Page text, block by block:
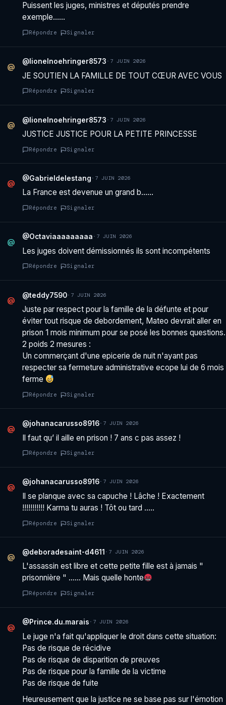
Puissent les juges, ministres et députés prendre
exemple……
Répondre Signaler
@
@lionelnoehringer8573 · 7 JUIN 2026
JE SOUTIEN LA FAMILLE DE TOUT CŒUR AVEC VOUS
Répondre Signaler
@
@lionelnoehringer8573 · 7 JUIN 2026
JUSTICE JUSTICE POUR LA PETITE PRINCESSE
Répondre Signaler
@
@Gabrieldelestang · 7 JUIN 2026
La France est devenue un grand b……
Répondre Signaler
@
@Octaviaaaaaaaaa · 7 JUIN 2026
Les juges doivent démissionnés ils sont incompétents
Répondre Signaler
@
@teddy7590· 7 JUIN 2026
Juste par respect pour la famille de la défunte et pour
éviter tout risque de debordement, Mateo devrait aller en
prison 1 mois minimum pour se posé les bonnes questions.
2 poids 2 mesures :
Un commerçant d'une epicerie de nuit n'ayant pas
respecter sa fermeture administrative ecope lui de 6 mois
ferme
Répondre Signaler
@
@johanacarusso8916· 7 JUIN 2026
Il faut qu’ il aille en prison ! 7 ans c pas assez !
Répondre Signaler
@
@johanacarusso8916· 7 JUIN 2026
Il se planque avec sa capuche ! Lâche ! Exactement
!!!!!!!!!!! Karma tu auras ! Tôt ou tard …..
Répondre Signaler
@
@deboradesaint-d4611 · 7 JUIN 2026
L'assassin est libre et cette petite fille est à jamais "
prisonnière " …… Mais quelle honte
Répondre Signaler
@
@Prince.du.marais · 7 JUIN 2026
Le juge n'a fait qu'appliquer le droit dans cette situation:
Pas de risque de récidive
Pas de risque de disparition de preuves
Pas de risque pour la famille de la victime
Pas de risque de fuite
Heureusement que la justice ne se base pas sur l'émotion